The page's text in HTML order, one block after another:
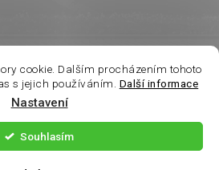
cookie. Dalším procházením tohoto
s jejich používáním. Další informace
Nastavení
Souhlasím
Wasco. Všechna práva vyhrazena.